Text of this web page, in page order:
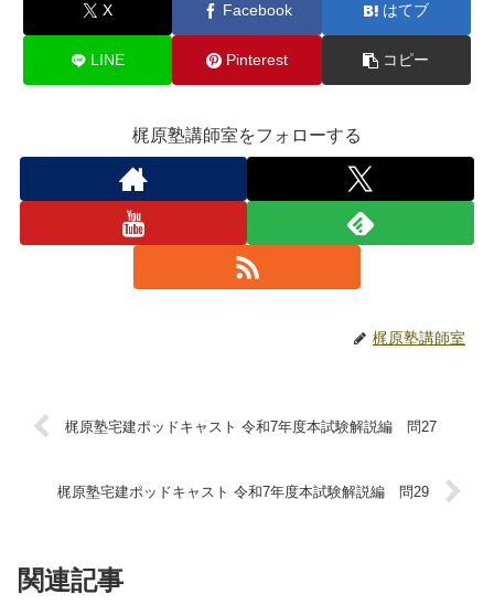
X Facebook はてブ
LINE Pinterest コピー
梶原塾講師室をフォローする
梶原塾講師室
梶原塾宅建ポッドキャスト 令和7年度本試験解説編 問27
梶原塾宅建ポッドキャスト 令和7年度本試験解説編 問29
関連記事